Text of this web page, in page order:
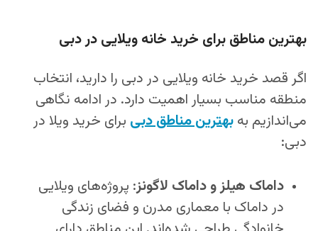
بهترین مناطق برای خرید خانه ویلایی در دبی
اگر قصد خرید خانه ویلایی در دبی را دارید، انتخاب
منطقه مناسب بسیار اهمیت دارد. در ادامه نگاهی
می‌اندازیم بهبهترین مناطق دبی برای خرید ویلا در
دبی:
داماک هیلز و داماک لاگونز: پروژه‌های ویلایی
در داماک با معماری مدرن و فضای زندگی